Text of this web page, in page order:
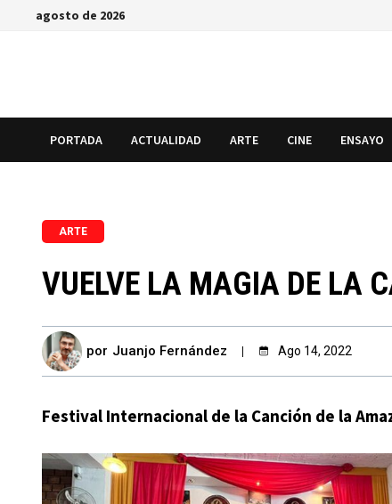
Saltaragosto de 2026
PORTADA ACTUALIDAD ARTE CINE ENSAYO
ARTE
VUELVE LA MAGIA DE LA
por Juanjo Fernández Ago 14, 2022
Festival Internacional de la Canción de la